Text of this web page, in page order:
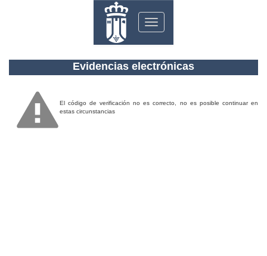
Toggle
navigation
Evidencias electrónicas
El código de verificación no es correcto, no es posible continuar en
estas circunstancias